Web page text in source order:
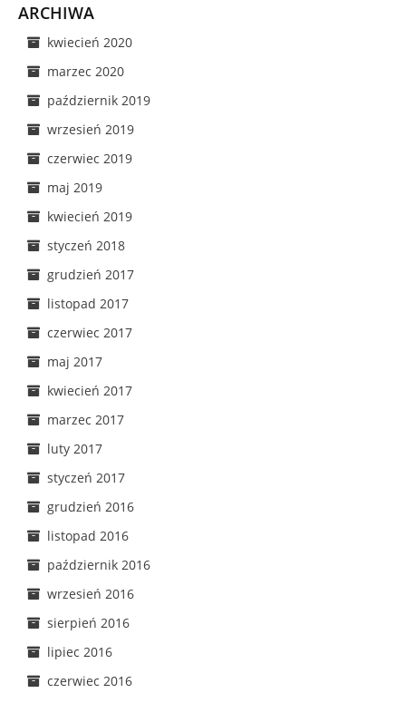
ARCHIWA
kwiecień 2020
marzec 2020
październik 2019
wrzesień 2019
czerwiec 2019
maj 2019
kwiecień 2019
styczeń 2018
grudzień 2017
listopad 2017
czerwiec 2017
maj 2017
kwiecień 2017
marzec 2017
luty 2017
styczeń 2017
grudzień 2016
listopad 2016
październik 2016
wrzesień 2016
sierpień 2016
lipiec 2016
czerwiec 2016